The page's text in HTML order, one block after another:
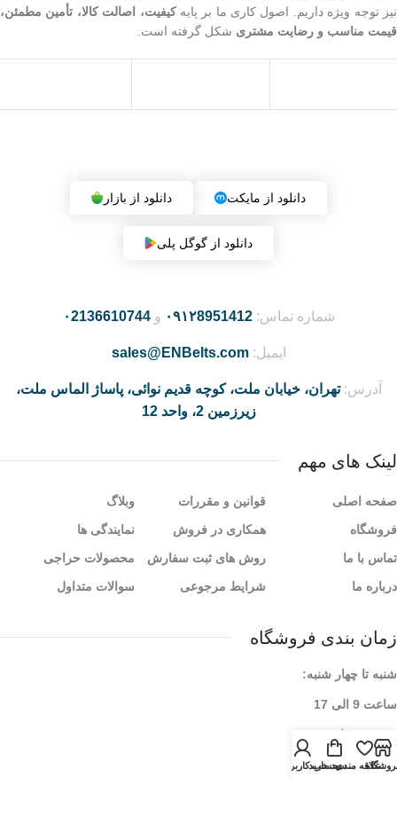
نیز توجه ویژه داریم. اصول کاری ما بر پایهکیفیت، اصالت کالا، تأمین مطمئن،
قیمت مناسب و رضایت مشتری شکل گرفته است.
دانلود از مایکت دانلود از بازار
دانلود از گوگل پلی
شماره تماس:۰۹۱۲8951412 و۰2136610744
ایمیل:sales@ENBelts.com
آدرس:تهران، خیابان ملت، کوچه قدیم نوائی، پاساژ الماس ملت،
زیرزمین 2، واحد 12
لینک های مهم
صفحه اصلی
فروشگاه
تماس با ما
درباره ما
قوانین و مقررات
همکاری در فروش
روش های ثبت سفارش
شرایط مرجوعی
وبلاگ
نمایندگی ها
محصولات حراجی
سوالات متداول
زمان بندی فروشگاه
شنبه تا چهار شنبه:
ساعت 9 الی 17
پنج شنبه ها:
9 الی ۱3 علاقه مندیسبد خرید
حساب کاربری من